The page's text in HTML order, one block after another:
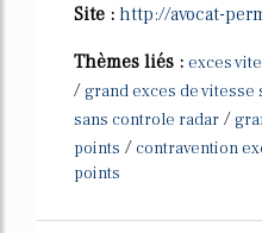
Site : http://avocat-
Thèmes liés : exces
/ grand exces de vitesse
sans controle radar /
points / contravention
points